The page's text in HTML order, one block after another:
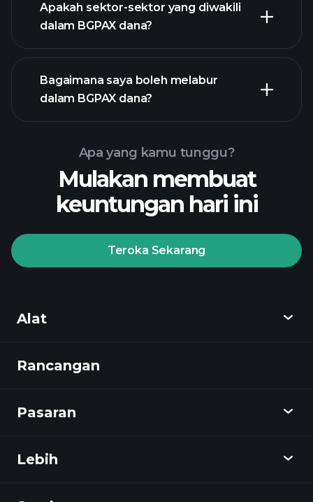
holdings
Apakah sektor-sektor yang diwakili
dalam BGPAX dana?
Bagaimana saya boleh melabur
dalam BGPAX dana?
Playtrade
Apa yang kamu tunggu?
Mulakan membuat
keuntungan hari ini
Teroka Sekarang
Alat
Cari tahu
Berita
Rancangan
Pasaran
Gambaran keseluruhan
Lebih